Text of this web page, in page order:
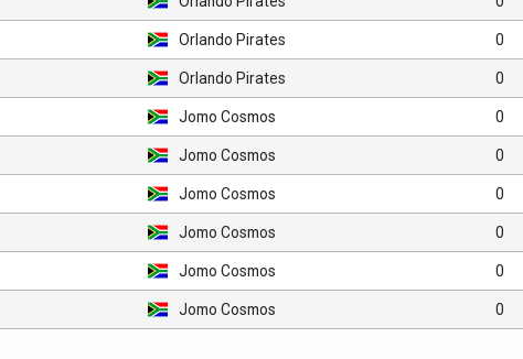
Orlando Pirates 0
Orlando Pirates 0
Jomo Cosmos 0
Jomo Cosmos 0
Jomo Cosmos 0
Jomo Cosmos 0
Jomo Cosmos 0
Jomo Cosmos 0